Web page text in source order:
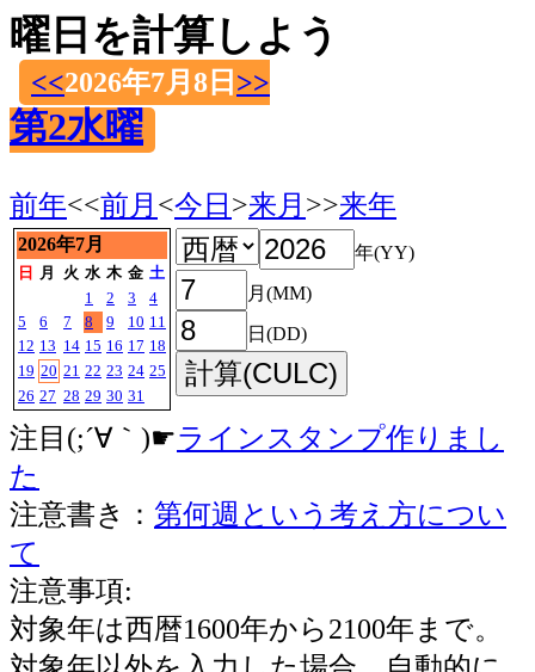
曜日を計算しよう
<<2026年7月8日 >>
第2水曜
前年<<前月 <今日 >来月 >>来年
2026年7月
日 月 火 水 木 金 土
1
2 3
4
5
6 7 8 9 10 11
12 13 14 15 16 17 18
19 20 21 22 23 24 25
26 27 28 29 30 31
年(YY)
月(MM)
日(DD)
注目(;´∀｀)☛ラインスタンプ作りまし
た
注意書き： 第何週という考え方につい
て
注意事項:
対象年は西暦1600年から2100年まで。